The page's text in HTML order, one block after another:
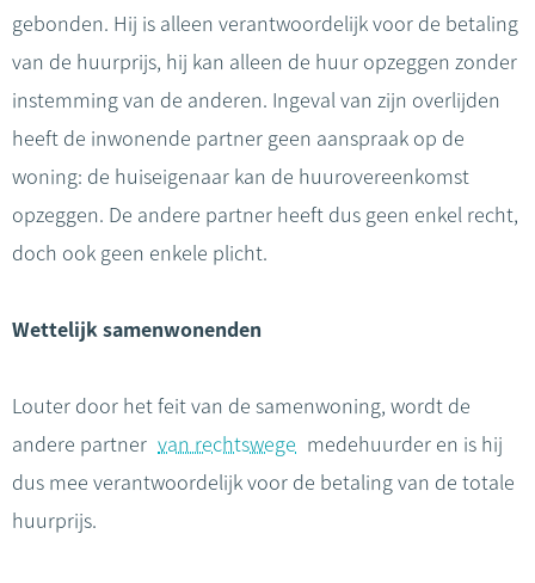
gebonden. Hij is alleen verantwoordelijk voor de betaling
van de huurprijs, hij kan alleen de huur opzeggen zonder
instemming van de anderen. Ingeval van zijn overlijden
heeft de inwonende partner geen aanspraak op de
woning: de huiseigenaar kan de huurovereenkomst
opzeggen. De andere partner heeft dus geen enkel recht,
doch ook geen enkele plicht.
Wettelijk samenwonenden
Louter door het feit van de samenwoning, wordt de
andere partner van rechtswege medehuurder en is hij
dus mee verantwoordelijk voor de betaling van de totale
huurprijs.